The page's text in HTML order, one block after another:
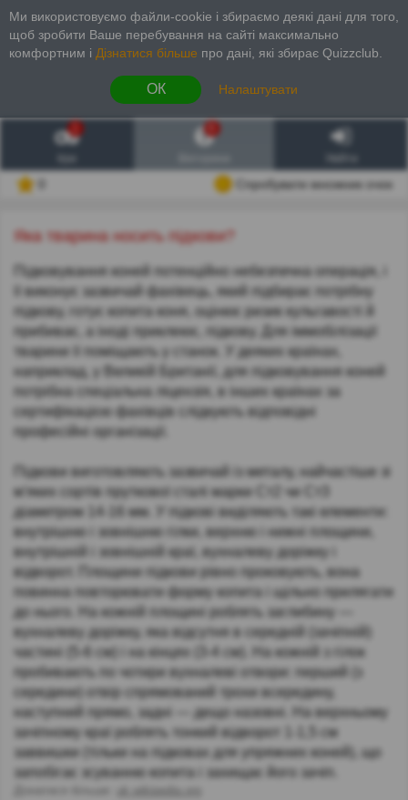
Ми використовуємо файли-cookie і збираємо деякі дані для того,
щоб зробити Ваше перебування на сайті максимально
комфортним і Дізнатися більше про дані, які збирає Quizzclub.
ОК Налаштувати
1
Спробувати множник очок
Яка тварина носить підкови?
Підковування коней потенційно небезпечна операція, і
її виконує зазвичай фахівець, який підбирає потрібну
підкову, готує копита коня, оцінює ризик кульгавості й
прибиває, а іноді приклеює, підкову. Для іммобілізації
тварини її поміщають у станок. У деяких країнах,
наприклад, у Великій Британії, для підковування коней
потрібна спеціальна ліцензія, в інших країнах за
сертифікацією фахівців слідкують відповідні
професійні організації.
Підкови виготовляють зазвичай із металу, найчастіше зі
м'яких сортів пруткової сталі марки Ст2 чи Ст3
діаметром 14-16 мм. У підкові виділяють такі елементи:
внутрішню і зовнішню гілки, верхню і нижні площини,
внутрішній і зовнішній краї, вухналеву доріжку і
відворот. Площини підкови рівно проковують, вона
повинна повторювати форму копита і щільно прилягати
до нього. На кожній площині роблять заглибину —
вухналеву доріжку, яка відсутня в середній (зачіпній)
частині (5-6 см) і на кінцях (3-4 см). На кожній з гілок
пробивають по чотири вухналеві отвори: перший (з
середини) отвір спрямований трохи всередину,
наступний прямо, задні — дещо назовні. На верхньому
зачіпному краї роблять тонкий відворот 1-1,5 см
заввишки (тільки на підковах для упряжних коней), що
запобігає зсуванню копита і захищає його зачіп.